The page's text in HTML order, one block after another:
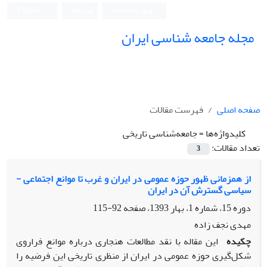
مجله جامعه شناسی ایران
صفحه اصلی
فهرست مقالات
کلیدواژه‌ها =جامعه‌شناسی تاریخی
تعداد مقالات:
3
از همزمانی ظهور حوزه عمومی در ایران و غرب تا موانع اجتماعی -
سیاسی گسترش آن در ایران
دوره 15، شماره 1، بهار 1393، صفحه
92-115
مهدی نجف زاده
چکیده این مقاله با نقد مطالعات هنجاری درباره موانع فراروی
شکل‌گیری حوزه عمومی در ایران از منظری تاریخی این فرضیه را